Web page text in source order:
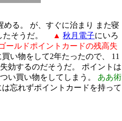
める。 が、すぐに治まり また寝
たそうだ。
▲ 秋月電子にいろ
ールドポイントカードの残高失
い物をして2年たったので、 11
効するのだそうだ。 ポイントは
い買い物をしてしまう。 ああ術
は忘れずポイントカードを持って